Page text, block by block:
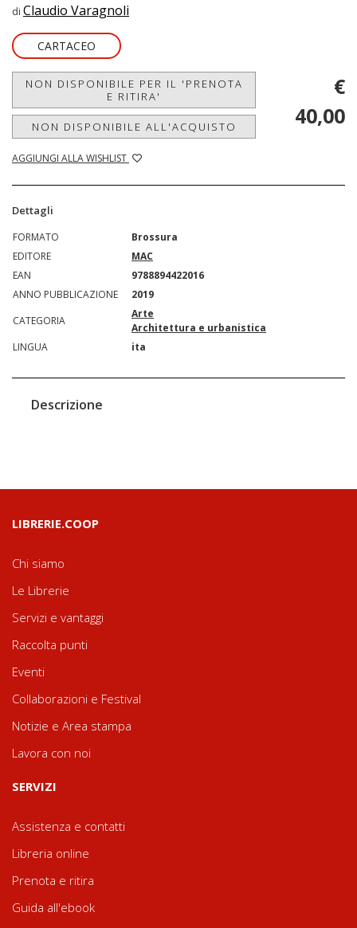
di Claudio Varagnoli
CARTACEO
NON DISPONIBILE PER IL 'PRENOTA
E RITIRA'
NON DISPONIBILE ALL'ACQUISTO
AGGIUNGI ALLA WISHLIST
€
40,00
Dettagli
FORMATO
Brossura
EDITORE
MAC
EAN
9788894422016
ANNO PUBBLICAZIONE
2019
CATEGORIA
Arte
Architettura e urbanistica
LINGUA
ita
Descrizione
LIBRERIE.COOP
Chi siamo
Le Librerie
Servizi e vantaggi
Raccolta punti
Eventi
Collaborazioni e Festival
Notizie e Area stampa
Lavora con noi
SERVIZI
Assistenza e contatti
Libreria online
Prenota e ritira
Guida all'ebook